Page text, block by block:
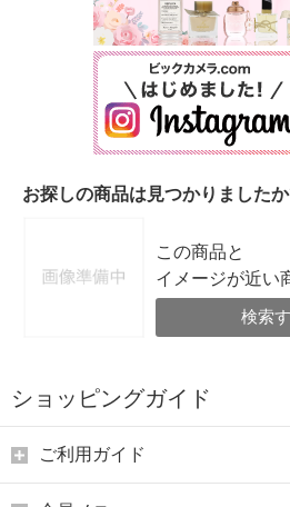
お探しの商品は見つかりました
この商品と
イメージが近い
検索
ショッピングガイド
ご利用ガイド